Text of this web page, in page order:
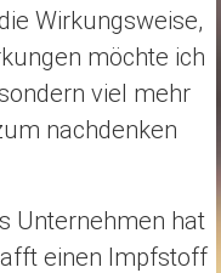
Wirkungsweise,
möchte ich
viel mehr
nachdenken
Unternehmen hat
einen Impfstoff